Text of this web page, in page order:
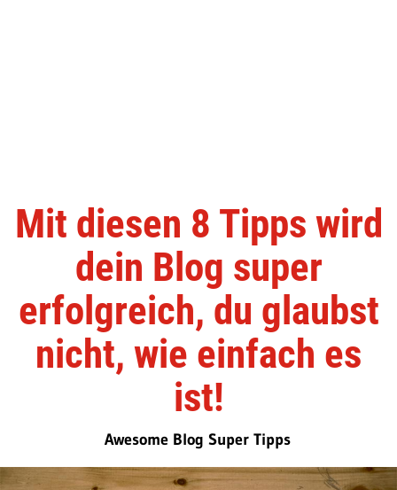
Mit diesen 8 Tipps wird
dein Blog super
erfolgreich, du glaubst
nicht, wie einfach es
ist!
Awesome Blog Super Tipps